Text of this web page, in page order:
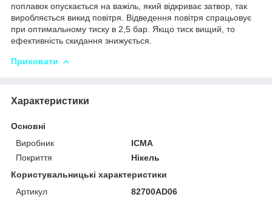
поплавок опускається на важіль, який відкриває затвор, так
виробляється викид повітря. Відведення повітря спрацьовує
при оптимальному тиску в 2,5 бар. Якщо тиск вищий, то
ефективність скидання знижується.
Приховати
Характеристики
Основні
Виробник
ICMA
Покриття
Нікель
Користувальницькі характеристики
Артикул
82700AD06